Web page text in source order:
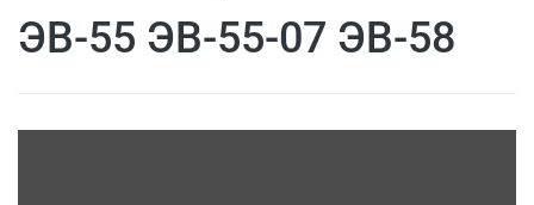
ЭВ-55 ЭВ-55-07 ЭВ-58